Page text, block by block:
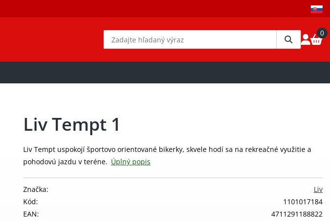
0
Liv Tempt 1
Liv Tempt uspokojí športovo orientované bikerky, skvele hodí sa na rekreačné využitie a
pohodovú jazdu v teréne. Úplný popis
Liv
Značka:
1101017184
Kód:
4711291188822
EAN: